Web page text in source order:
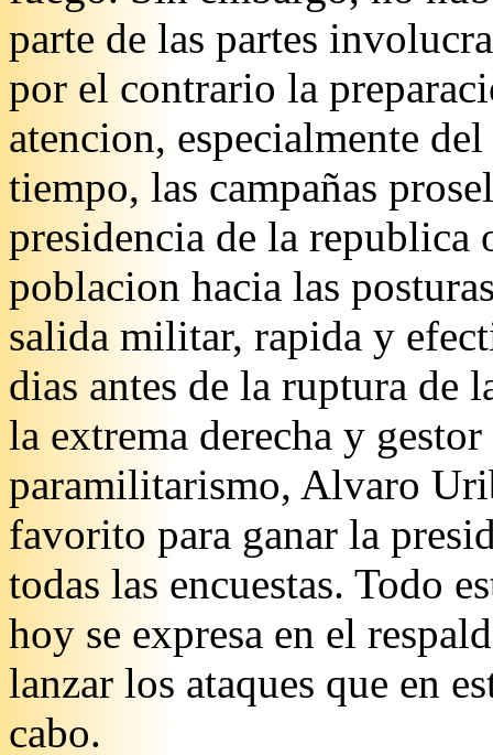
parte de las partes
por el contrario la
atencion, especialmente
tiempo, las campañas
presidencia de la republica
poblacion hacia las
salida militar, rapida y
dias antes de la ruptura de
la extrema derecha y
paramilitarismo, Alvaro
favorito para ganar la
todas las encuestas. Todo
hoy se expresa en el
lanzar los ataques que en
cabo.